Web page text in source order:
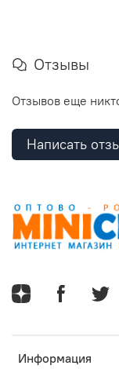
Отзывы
Отзывов еще
Написать
Информация